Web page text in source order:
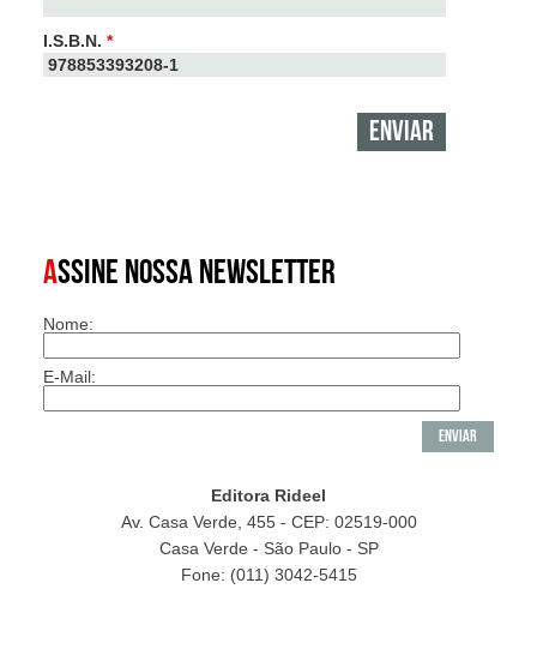
I.S.B.N. *
ASSINE NOSSA NEWSLETTER
Nome:
E-Mail:
Editora Rideel
Av. Casa Verde, 455 - CEP: 02519-000
Casa Verde - São Paulo - SP
Fone: (011) 3042-5415